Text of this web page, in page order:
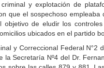
y explotación de
que el sospechoso empleaba
objetivo de eludir los
ubicados en el partido
y Correccional Federal N°2
la Secretaría Nº4 del Dr.